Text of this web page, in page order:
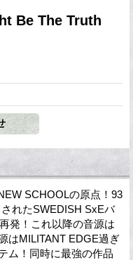
Be The Truth
SCHOOLの原点！93
れたSWEDISH SxEバ
発！これ以降の音源は
はMILITANT EDGE過ぎ
ム！同時に最強の作品